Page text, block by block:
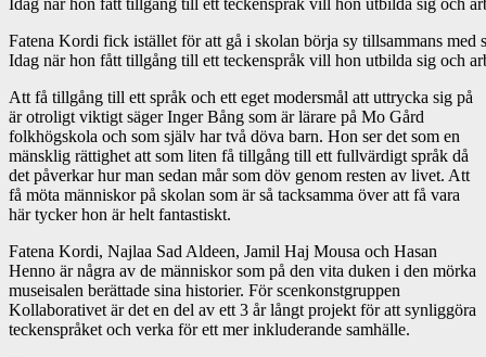
Fatena Kordi fick istället för att gå i skolan börja sy tillsammans med
Idag när hon fått tillgång till ett teckenspråk vill hon utbilda sig och
Att få tillgång till ett språk och ett eget modersmål att uttrycka sig på
är otroligt viktigt säger Inger Bång som är lärare på Mo Gård
folkhögskola och som själv har två döva barn. Hon ser det som en
mänsklig rättighet att som liten få tillgång till ett fullvärdigt språk då
det påverkar hur man sedan mår som döv genom resten av livet. Att
få möta människor på skolan som är så tacksamma över att få vara
här tycker hon är helt fantastiskt.
Fatena Kordi, Najlaa Sad Aldeen, Jamil Haj Mousa och Hasan
Henno är några av de människor som på den vita duken i den mörka
museisalen berättade sina historier. För scenkonstgruppen
Kollaborativet är det en del av ett 3 år långt projekt för att synliggöra
teckenspråket och verka för ett mer inkluderande samhälle.